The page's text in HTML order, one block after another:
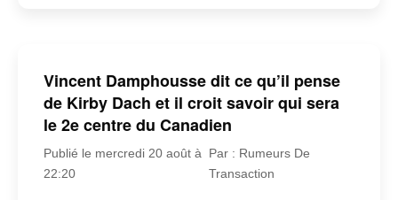
Vincent Damphousse dit ce qu’il pense
de Kirby Dach et il croit savoir qui sera
le 2e centre du Canadien
Publié le mercredi 20 août à
22:20
Par : Rumeurs De
Transaction